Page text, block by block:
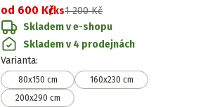
od 600 Kč/ks1 200 Kč
Skladem v e-shopu
Skladem v 4 prodejnách
Varianta:
80x150 cm
160x230 cm
200x290 cm